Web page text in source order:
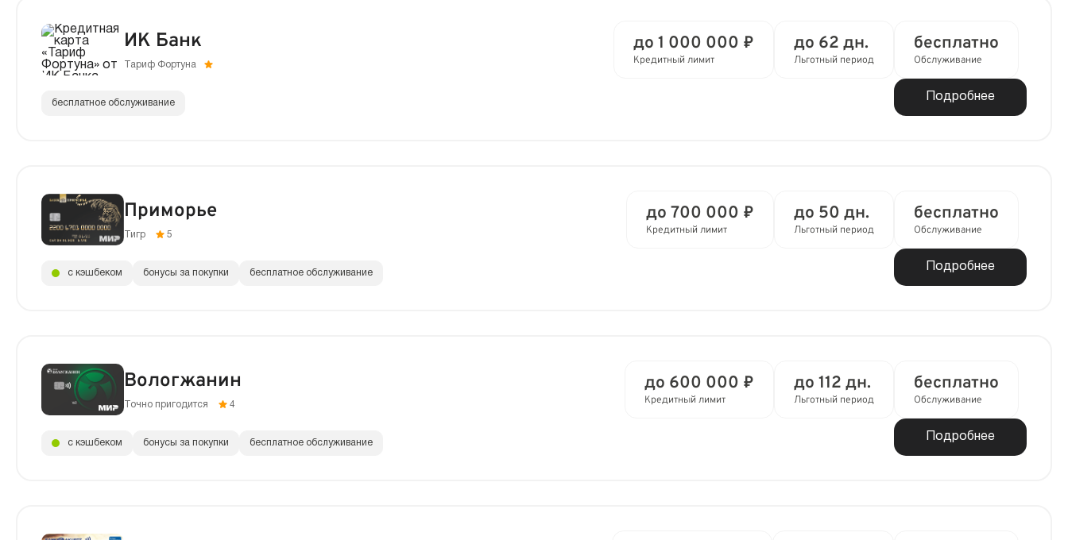
ИК Банк
Тариф Фортуна
до 1 000 000 ₽
Кредитный лимит
до 62 дн.
Льготный период
бесплатно
Обслуживание
Подробнее
бесплатное обслуживание
Приморье
Тигр 5
до 700 000 ₽
Кредитный лимит
до 50 дн.
Льготный период
бесплатно
Обслуживание
Подробнее
с кэшбеком бонусы за покупки бесплатное обслуживание
Вологжанин
Точно пригодится 4
до 600 000 ₽
Кредитный лимит
до 112 дн.
Льготный период
бесплатно
Обслуживание
Подробнее
с кэшбеком бонусы за покупки бесплатное обслуживание